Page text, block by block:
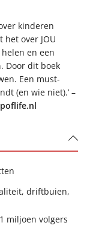
kinderen
over JOU
en een
Door dit boek
Een must-
(en wie niet).’ –
driftbuien,
miljoen volgers